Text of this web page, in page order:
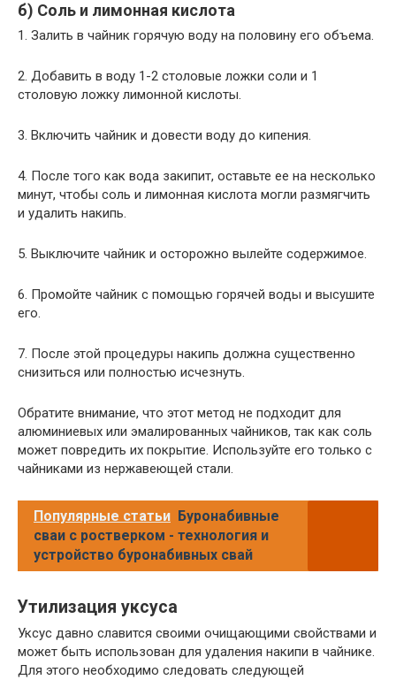
б) Соль и лимонная кислота
1. Залить в чайник горячую воду на половину его объема.
2. Добавить в воду 1-2 столовые ложки соли и 1
столовую ложку лимонной кислоты.
3. Включить чайник и довести воду до кипения.
4. После того как вода закипит, оставьте ее на несколько
минут, чтобы соль и лимонная кислота могли размягчить
и удалить накипь.
5. Выключите чайник и осторожно вылейте содержимое.
6. Промойте чайник с помощью горячей воды и высушите
его.
7. После этой процедуры накипь должна существенно
снизиться или полностью исчезнуть.
Обратите внимание, что этот метод не подходит для
алюминиевых или эмалированных чайников, так как соль
может повредить их покрытие. Используйте его только с
чайниками из нержавеющей стали.
Популярные статьи Буронабивные
сваи с ростверком - технология и
устройство буронабивных свай
Утилизация уксуса
Уксус давно славится своими очищающими свойствами и
может быть использован для удаления накипи в чайнике.
Для этого необходимо следовать следующей